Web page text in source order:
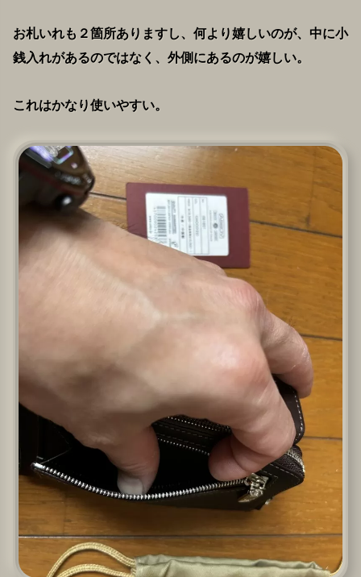
お札いれも２箇所ありますし、何より嬉しいのが、中に小
銭入れがあるのではなく、外側にあるのが嬉しい。
これはかなり使いやすい。